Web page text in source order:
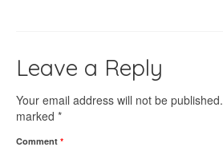
Leave a Reply
Your email address will not be published.
marked *
Comment *